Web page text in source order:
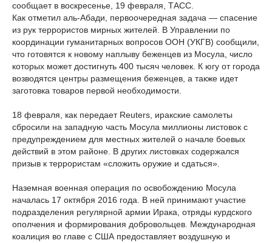
сообщает в воскресенье, 19 февраля, ТАСС.
Как отметил аль-Абади, первоочередная задача — спасение
из рук террористов мирных жителей. В Управлении по
координации гуманитарных вопросов ООН (УКГВ) сообщили,
что готовятся к новому наплыву беженцев из Мосула, число
которых может достигнуть 400 тысяч человек. К югу от города
возводятся центры размещения беженцев, а также идет
заготовка товаров первой необходимости.
18 февраля, как передает Reuters, иракские самолеты
сбросили на западную часть Мосула миллионы листовок с
предупреждением для местных жителей о начале боевых
действий в этом районе. В других листовках содержался
призыв к террористам «сложить оружие и сдаться».
Наземная военная операция по освобождению Мосула
началась 17 октября 2016 года. В ней принимают участие
подразделения регулярной армии Ирака, отряды курдского
ополчения и формирования добровольцев. Международная
коалиция во главе с США предоставляет воздушную и